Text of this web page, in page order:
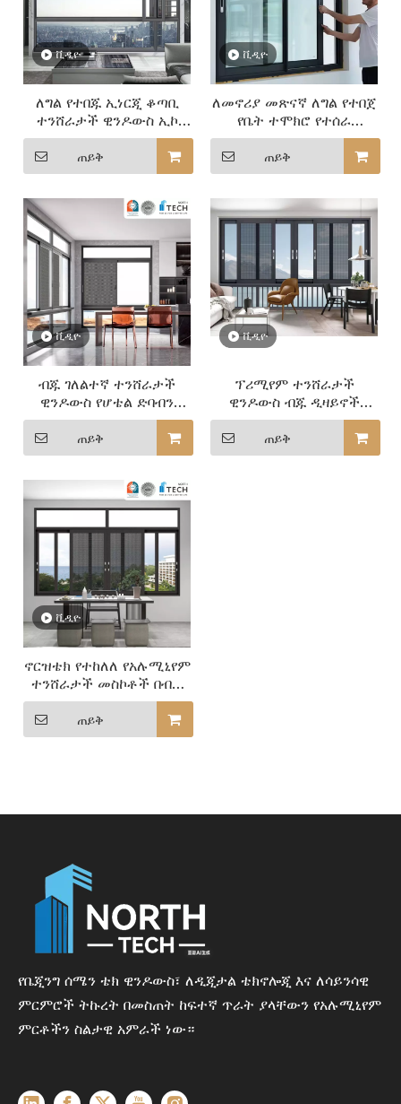
ቪዲዮ
ለግል የተበጁ ኢነርጂ ቆጣቢ
ተንሸራታች ዊንዶውስ ኢኮ
ተስማሚ የቤት መፍትሄዎች
ጠይቅ
ቪዲዮ
ለመኖሪያ መጽናኛ ለግል የተበጀ
የቤት ተሞክሮ የተሰራ
ተንሸራታች ዊንዶውስ
ጠይቅ
ቪዲዮ
ብጁ ገለልተኛ ተንሸራታች
ዊንዶውስ የሆቴል ድባብን
ማሻሻል
ጠይቅ
ቪዲዮ
ፕሪሚየም ተንሸራታች
ዊንዶውስ ብጁ ዲዛይኖች
ለንግድ ቦታዎች
ጠይቅ
ቪዲዮ
ኖርዝቴክ የተከለለ የአሉሚኒየም
ተንሸራታች መስኮቶች በብጁ
መጠኖች እና ቀለሞች እና
የመስኮት ዓይነቶች ይገኛሉ
ጠይቅ
የቤጂንግ ሰሜን ቴክ ዊንዶውስ፣ ለዲጂታል ቴክኖሎጂ እና ለሳይንሳዊ
ምርምሮች ትኩረት በመስጠት ከፍተኛ ጥራት ያላቸውን የአሉሚኒየም
ምርቶችን ስልታዊ አምራች ነው።